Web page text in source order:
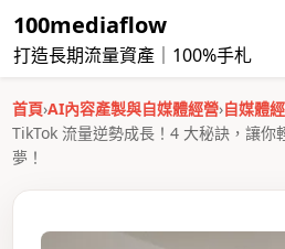
100mediaflow
打造長期流量資產｜100%手札
首頁›AI內容產製與自媒體經營›自媒體
TikTok 流量逆勢成長！4 大秘訣，讓你
夢！